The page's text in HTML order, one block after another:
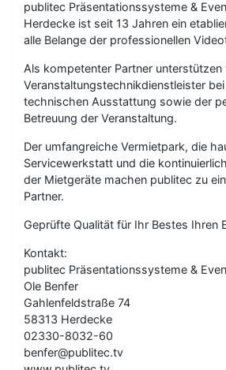
publitec Präsentationssysteme &
Herdecke ist seit 13 Jahren ein
alle Belange der professionellen
Als kompetenter Partner unterstützen
Veranstaltungstechnikdienstleister
technischen Ausstattung sowie der
Betreuung der Veranstaltung.
Der umfangreiche Vermietpark, die
Servicewerkstatt und die
der Mietgeräte machen publitec zu
Partner.
Geprüfte Qualität für Ihr Bestes Ihren
Kontakt:
publitec Präsentationssysteme &
Ole Benfer
Gahlenfeldstraße 74
58313 Herdecke
02330-8032-60
benfer@publitec.tv